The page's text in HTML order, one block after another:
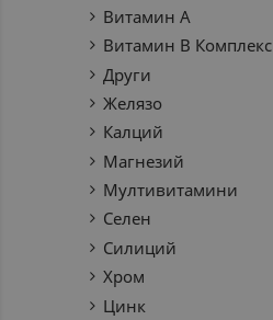
Витамин А
Витамин В Комплекс
Други
Желязо
Калций
Магнезий
Мултивитамини
Селен
Силиций
Хром
Цинк